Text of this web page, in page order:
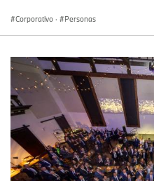
Corporativo · Personas